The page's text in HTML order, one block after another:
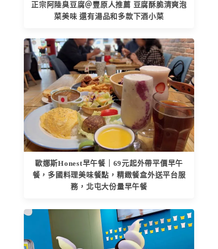
正宗阿陸臭豆腐＠豐原人推薦 豆腐酥脆清爽泡
菜美味 還有湯品和多款下酒小菜
歐娜斯Honest早午餐｜69元起外帶平價早午
餐，多國料理美味餐點，精緻餐盒外送平台服
務，北屯大份量早午餐